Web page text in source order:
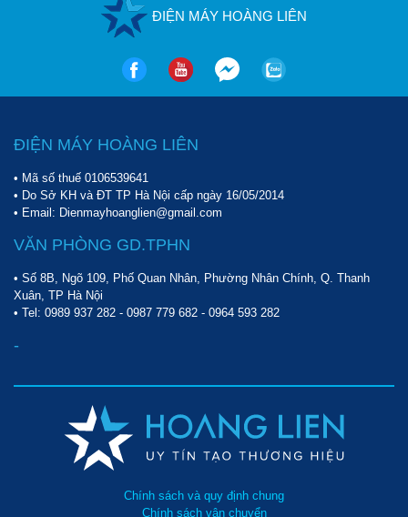
ĐIỆN MÁY HOÀNG LIÊN
ĐIỆN MÁY HOÀNG LIÊN
• Mã số thuế 0106539641
• Do Sở KH và ĐT TP Hà Nội cấp ngày 16/05/2014
• Email: Dienmayhoanglien@gmail.com
VĂN PHÒNG GD.TPHN
• Số 8B, Ngõ 109, Phố Quan Nhân, Phường Nhân Chính, Q. Thanh
Xuân, TP Hà Nội
• Tel: 0989 937 282 - 0987 779 682 - 0964 593 282
-
Chính sách và quy định chung
Chính sách vận chuyển